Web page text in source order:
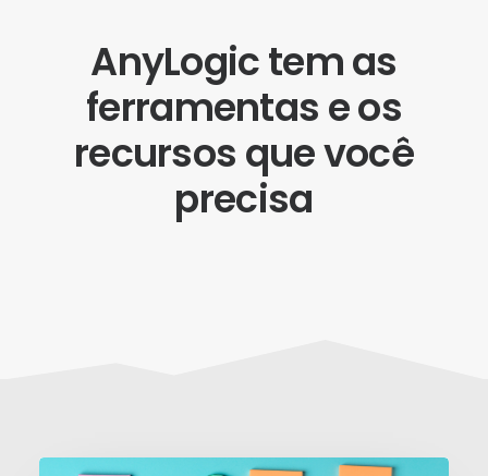
AnyLogic tem as
ferramentas e os
recursos que você
precisa